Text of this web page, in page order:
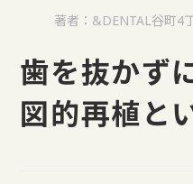
著者： &DENTAL谷町4
歯を抜かず
図的再植と